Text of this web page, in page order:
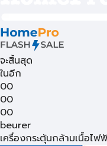
จะสิ้นสุด
ในอีก
00
00
00
beurer
เครื่องกระตุ้นกล้ามเนื้อไ